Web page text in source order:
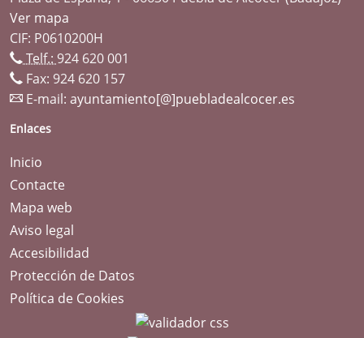
Ver mapa
CIF: P0610200H
Telf.: 924 620 001
Fax: 924 620 157
E-mail: ayuntamiento[@]puebladealcocer.es
Enlaces
Inicio
Contacte
Mapa web
Aviso legal
Accesibilidad
Protección de Datos
Política de Cookies